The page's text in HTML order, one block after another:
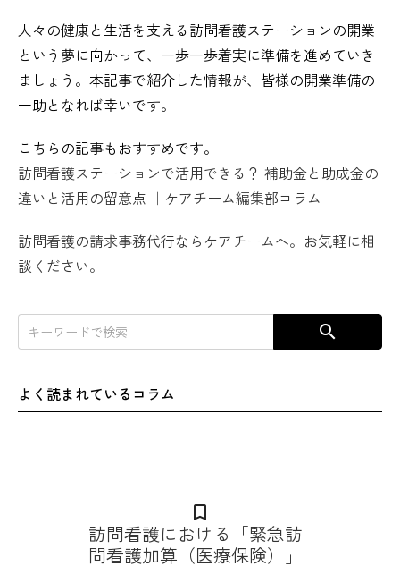
人々の健康と生活を支える訪問看護ステーションの開業
という夢に向かって、一歩一歩着実に準備を進めていき
ましょう。本記事で紹介した情報が、皆様の開業準備の
一助となれば幸いです。
こちらの記事もおすすめです。
訪問看護ステーションで活用できる？ 補助金と助成金の
違いと活用の留意点 ｜ケアチーム編集部コラム
訪問看護の請求事務代行ならケアチームへ。お気軽に相
談ください。
search
よく読まれているコラム
bookmark_border
訪問看護における「緊急訪
問看護加算（医療保険）」